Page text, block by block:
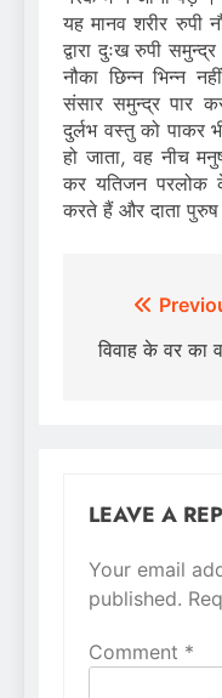
यह मानव शरीर रुपी
द्वारा दुःख रुपी
नौका छिन्न भिन्न
संसार समुन्द्र पार
दुर्लभ वस्तु को पाकर
हो जाता, वह नीच
कर यतिजन परलोक
करते हैं और दाता
Post
विवाह के वर का
LEAVE A
Your email
published.
Comment *
Alternative: